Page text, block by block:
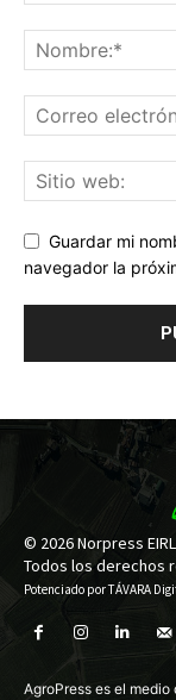
Guardar mi
navegador la
© 2026 Norpress
Todos los derechos
Potenciado porTÁVARA
AgroPress es el